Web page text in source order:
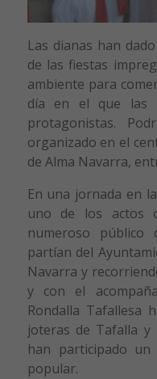
Las dianas han
de las fiestas
ambiente para
día en el que las
protagonistas.
organizado en el
de Alma Navarra,
En una jornada en
uno de los actos
numeroso público
partían del
Navarra y
y con el
Rondalla Tafallesa
joteras de Tafalla y
han participado
popular.